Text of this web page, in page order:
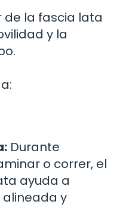
de la fascia lata
y la
Durante
o correr, el
ayuda a
y